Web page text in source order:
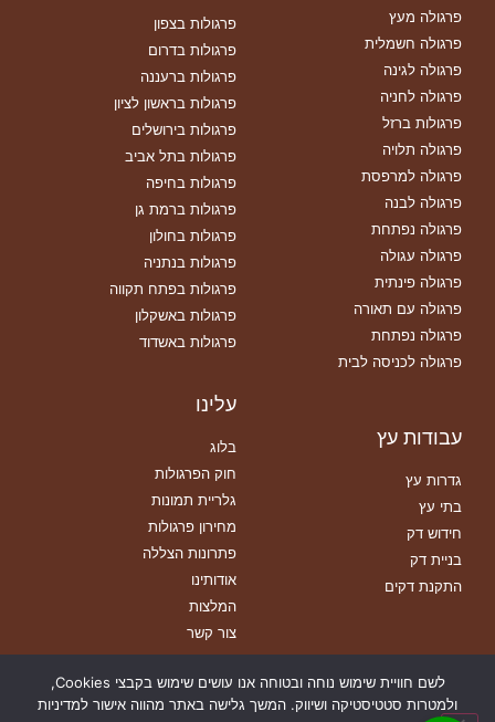
פרגולה מעץ
פרגולה חשמלית
פרגולה לגינה
פרגולה לחניה
פרגולות ברזל
פרגולה תלויה
פרגולה למרפסת
פרגולה לבנה
פרגולה נפתחת
פרגולה עגולה
פרגולה פינתית
פרגולה עם תאורה
פרגולה נפתחת
פרגולה לכניסה לבית
פרגולות בצפון
פרגולות בדרום
פרגולות ברעננה
פרגולות בראשון לציון
פרגולות בירושלים
פרגולות בתל אביב
פרגולות בחיפה
פרגולות ברמת גן
פרגולות בחולון
פרגולות בנתניה
פרגולות בפתח תקווה
פרגולות באשקלון
פרגולות באשדוד
עבודות עץ
גדרות עץ
בתי עץ
חידוש דק
בניית דק
התקנת דקים
עלינו
בלוג
חוק הפרגולות
גלריית תמונות
מחירון פרגולות
פתרונות הצללה
אודותינו
המלצות
צור קשר
הצהרת נגישות
תנאי שימוש
מדיניות פרטיות
לשם חוויית שימוש נוחה ובטוחה אנו עושים שימוש בקבצי Cookies,
ולמטרות סטטיסטיקה ושיווק. המשך גלישה באתר מהווה אישור למדיניות